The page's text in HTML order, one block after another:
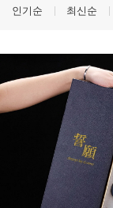
인기순 최신순